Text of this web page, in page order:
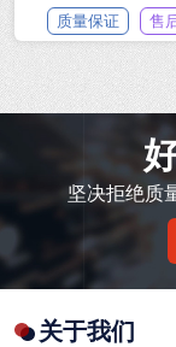
质量保证 售
坚决拒绝质
关于我们